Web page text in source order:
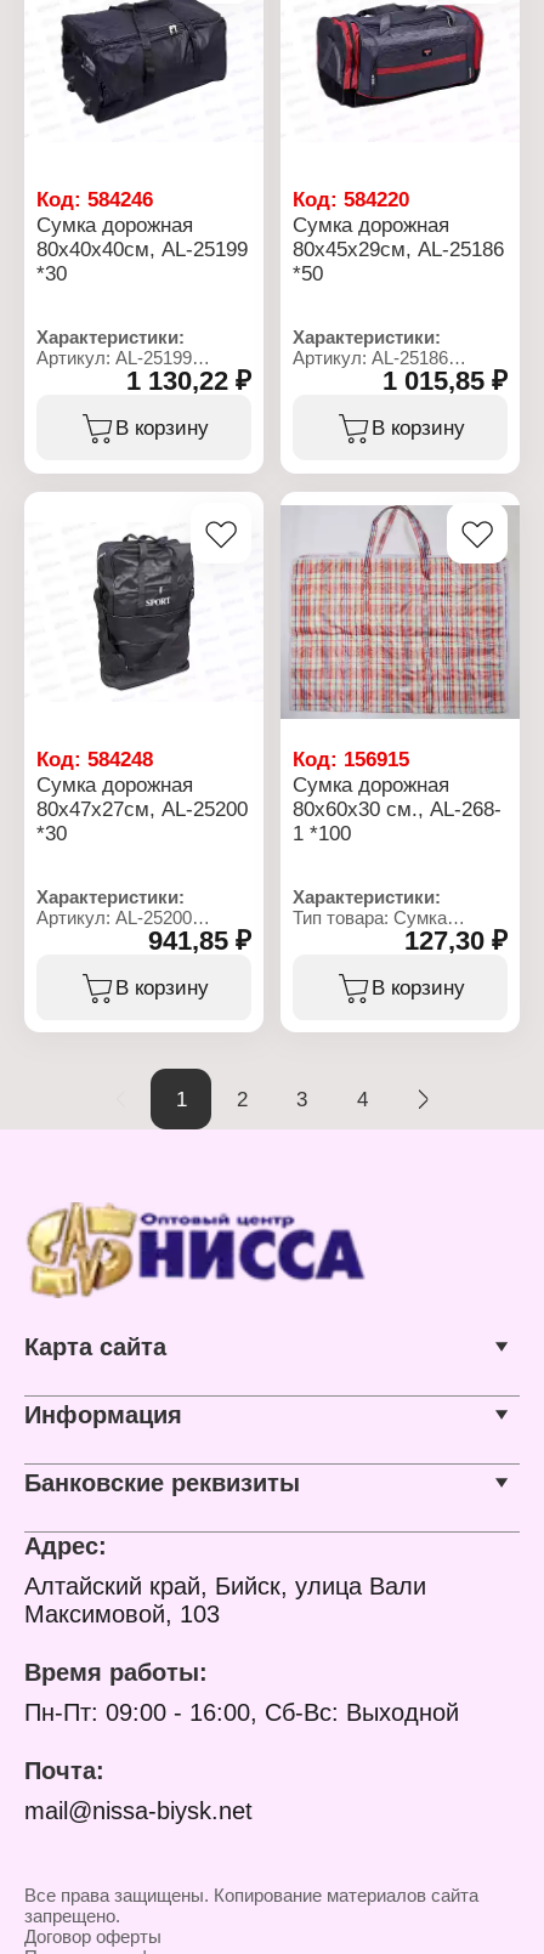
Код: 584246
Сумка дорожная
80х40х40см, AL-25199
*30
Характеристики:
Артикул: AL-25199
Тип товара: Сумка
Назначение: дорожная
Размер: 80х40х40 см
Подклад: нет
Материал: полиэстер
Тип застежки: на молнии
1 130,22 ₽
В корзину
Код:584220
Сумка дорожная
80х45х29см, AL-25186
*50
Характеристики:
Артикул: AL-25186
Тип товара: Сумка
Назначение: дорожная
Размер: 80х45х29 см
Подклад: нет
карманов: 3 кармана
Материал: полиэстер
Тип застежки: на молнии
1 015,85 ₽
В корзину
Код: 584248
Сумка дорожная
80х47х27см, AL-25200
*30
Характеристики:
Артикул: AL-25200
Тип товара: Сумка
Назначение: дорожная
Размер: 80х47х27 см
Подклад: нет
Особенность: на колесах
941,85 ₽
В корзину
Код: 156915
Сумка дорожная
80х60х30 см., AL-268-
1 *100
Характеристики:
Тип товара: Сумка
Дизайн: В клетку
Размер: 80х60х30 см
127,30 ₽
В корзину
1 2 3 4
Карта сайта
Информация
Банковские реквизиты
Адрес:
Алтайский край, Бийск, улица Вали
Максимовой, 103
Время работы:
Пн-Пт: 09:00 - 16:00, Сб-Вс: Выходной
Почта:
mail@nissa-biysk.net
Все права защищены. Копирование материалов сайта
запрещено.
Договор оферты